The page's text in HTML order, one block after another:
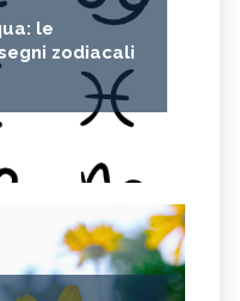
le
zodiacali